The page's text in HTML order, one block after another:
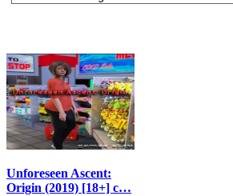
Unforeseen Ascent:
Origin (2019) [18+] с…